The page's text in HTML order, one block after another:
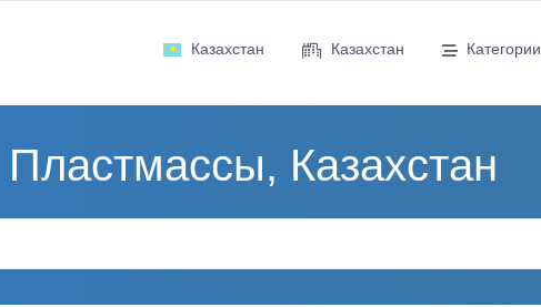
Казахстан Казахстан Категории
Пластмассы, Казахстан